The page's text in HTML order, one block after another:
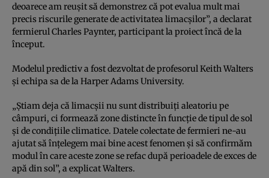
deoarece am reușit să demonstrez că pot evalua mult mai
precis riscurile generate de activitatea limacșilor”, a declarat
fermierul Charles Paynter, participant la proiect încă de la
început.
Modelul predictiv a fost dezvoltat de profesorul Keith Walters
și echipa sa de la Harper Adams University.
„Știam deja că limacșii nu sunt distribuiți aleatoriu pe
câmpuri, ci formează zone distincte în funcție de tipul de sol
și de condițiile climatice. Datele colectate de fermieri ne-au
ajutat să înțelegem mai bine acest fenomen și să confirmăm
modul în care aceste zone se refac după perioadele de exces de
apă din sol”, a explicat Walters.